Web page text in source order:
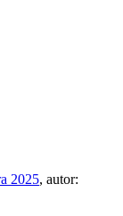
2025, autor: